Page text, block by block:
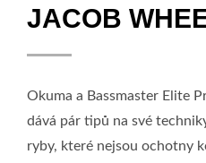
JACOB
Okuma a Bassmaster Elite
dává pár tipů na své
ryby, které nejsou ochotny